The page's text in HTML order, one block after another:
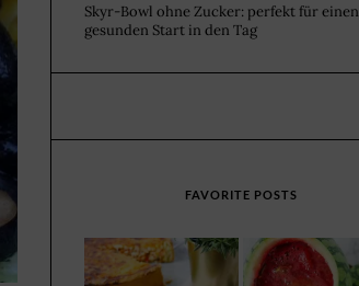
Skyr-Bowl ohne Zucker: perfekt für einen
gesunden Start in den Tag
FAVORITE POSTS